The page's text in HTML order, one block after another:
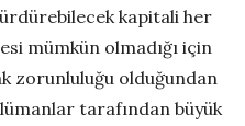
kapitali her
mümkün olmadığı için
zorunluluğu olduğundan
tarafından büyük